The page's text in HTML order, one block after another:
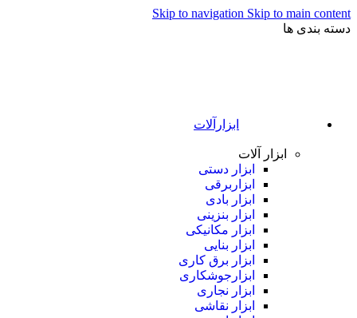
Skip to navigation Skip to main content
دسته بندی ها
ابزارآلات
ابزار آلات
ابزار دستی
ابزاربرقی
ابزار بادی
ابزار بنزینی
ابزار مکانیکی
ابزار بنایی
ابزار برق کاری
ابزارجوشکاری
ابزار نجاری
ابزار نقاشی